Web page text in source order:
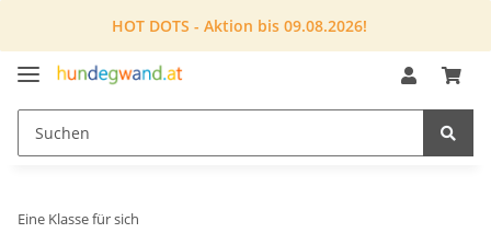
HOT DOTS - Aktion bis 09.08.2026!
Eine Klasse für sich